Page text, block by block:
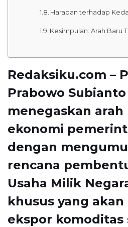
Harapan terhadap
Kesimpulan: Arah Baru
Redaksiku.com –
Prabowo Subianto
menegaskan arah
ekonomi
dengan
rencana
Usaha Milik
khusus yang
ekspor komoditas